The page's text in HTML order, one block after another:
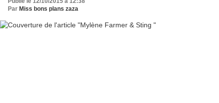
Par Miss bons plans zaza